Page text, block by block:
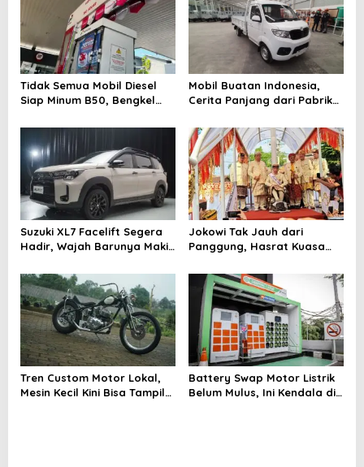
i
g
a
t
i
o
n
Tidak Semua Mobil Diesel
Siap Minum B50, Bengkel
Mobil Buatan Indonesia,
Cerita Panjang dari Pabrik
Kendaraan Nasional
Suzuki XL7 Facelift Segera
Hadir, Wajah Barunya Makin
Jokowi Tak Jauh dari
Panggung, Hasrat Kuasa
Tren Custom Motor Lokal,
Mesin Kecil Kini Bisa Tampil
Battery Swap Motor Listrik
Belum Mulus, Ini Kendala di